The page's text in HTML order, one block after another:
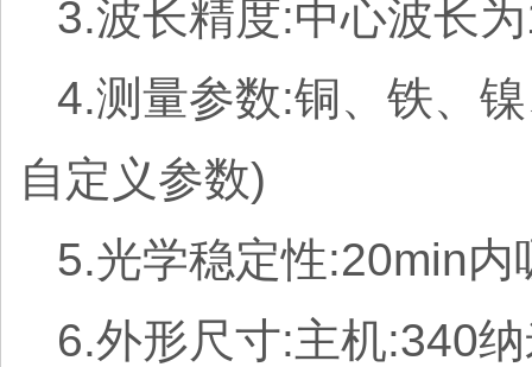
3.波长精度:中心波长
4.测量参数:铜、铁、
自定义参数)
5.光学稳定性:20min
6.外形尺寸:主机:340